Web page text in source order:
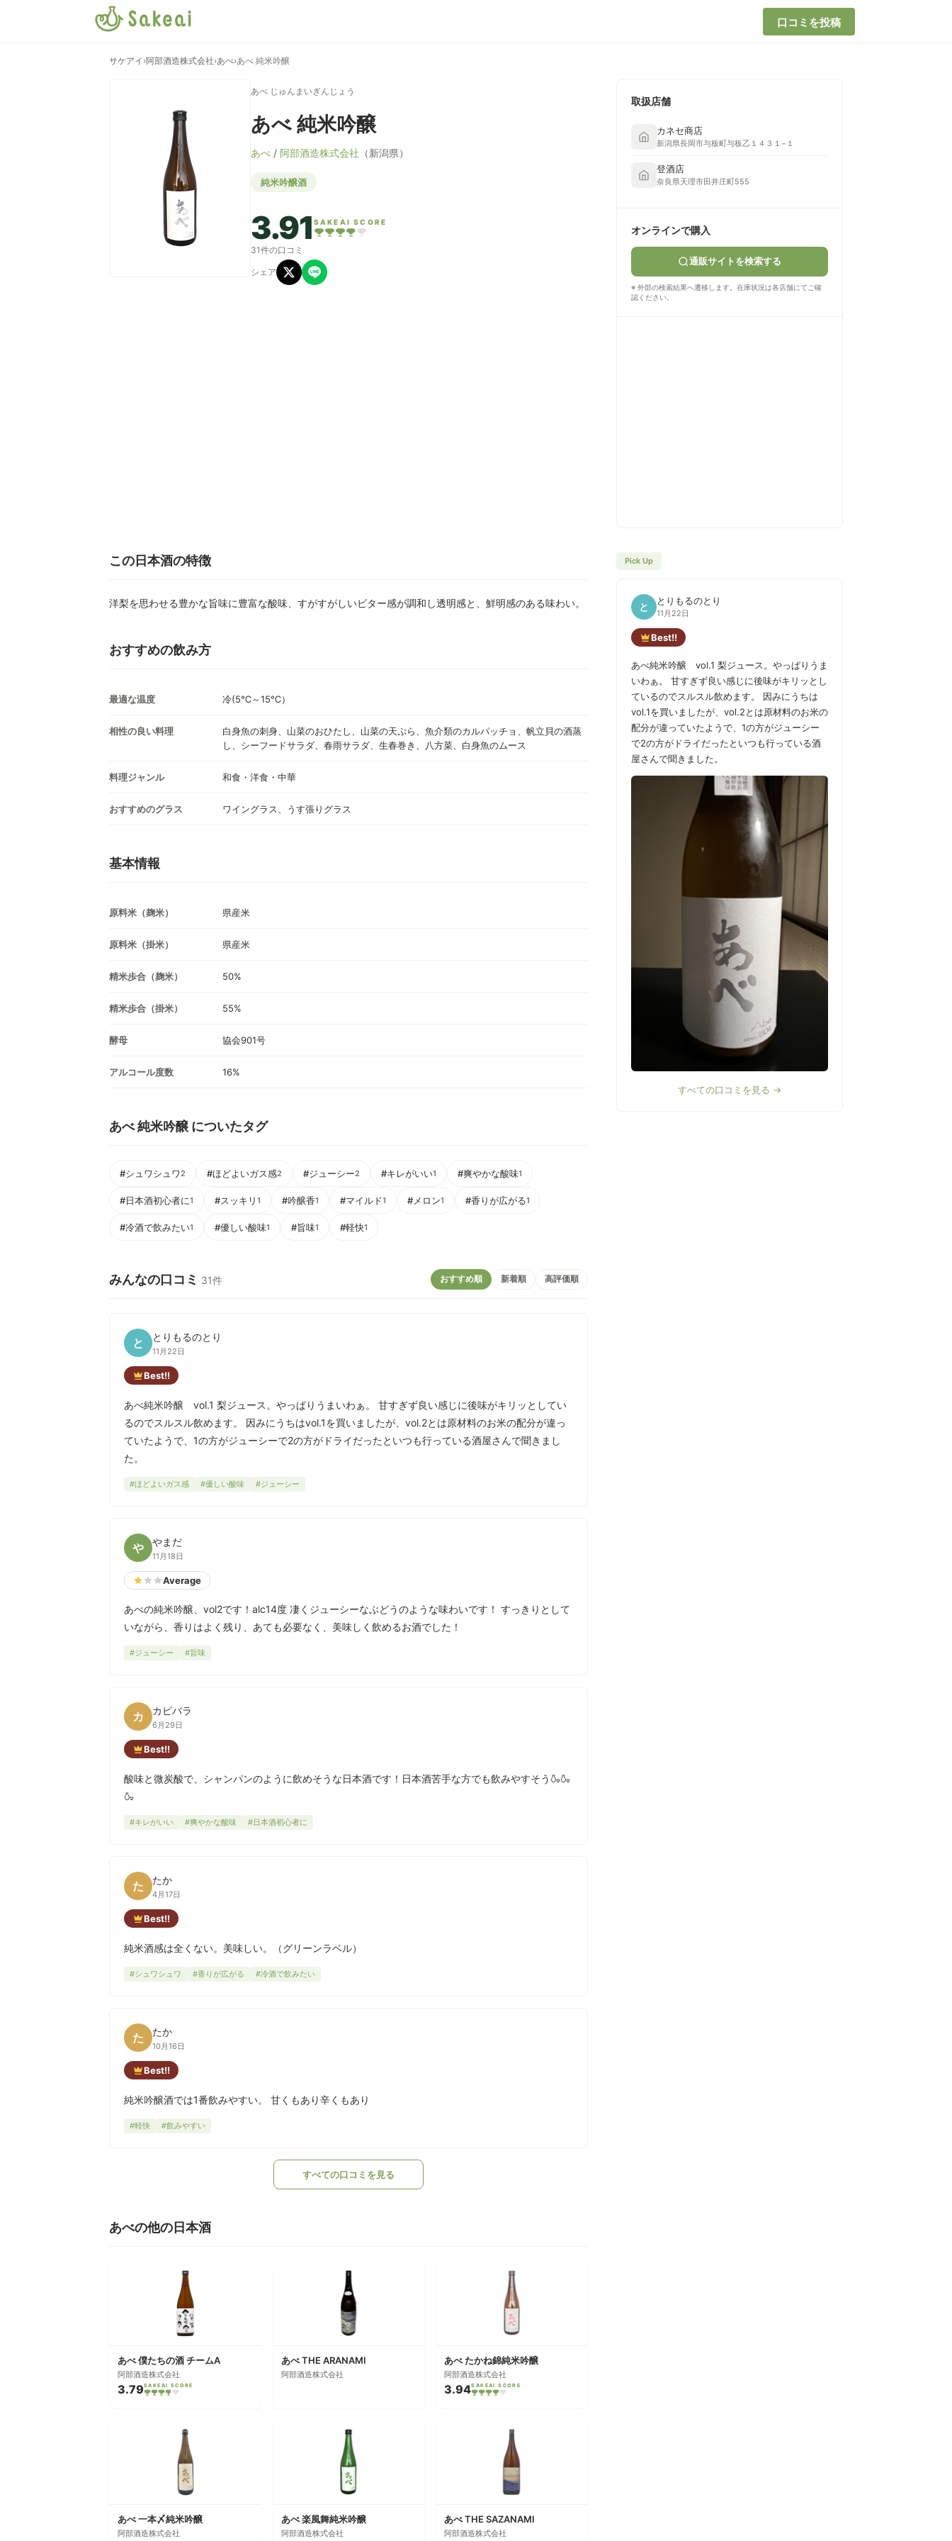
口コミを投稿
サケアイ ›阿部酒造株式会社›あべ›あべ 純米吟醸
あべ じゅんまいぎんじょう
あべ 純米吟醸
あべ / 阿部酒造株式会社 （新潟県）
純米吟醸酒
3.91 SAKEAI SCORE
31件の口コミ
シェア
取扱店舗
カネセ商店
新潟県長岡市与板町与板乙１４３１−１
登酒店
奈良県天理市田井庄町555
オンラインで購入
通販サイトを検索する
※ 外部の検索結果へ遷移します。在庫状況は各店舗にてご確
認ください。
この日本酒の特徴
洋梨を思わせる豊かな旨味に豊富な酸味、すがすがしいビター感が調和し透明感と、鮮明感のある味わい。
おすすめの飲み方
最適な温度 冷(5℃～15℃）
相性の良い料理
白身魚の刺身、山菜のおひたし、山菜の天ぷら、魚介類のカルパッチョ、帆立貝の酒蒸
し、シーフードサラダ、春雨サラダ、生春巻き、八方菜、白身魚のムース
料理ジャンル 和食・洋食・中華
おすすめのグラス ワイングラス、うす張りグラス
基本情報
原料米（麹米） 県産米
原料米（掛米） 県産米
精米歩合（麹米） 50%
精米歩合（掛米） 55%
酵母 協会901号
アルコール度数 16%
あべ 純米吟醸 についたタグ
#シュワシュワ 2 #ほどよいガス感2 #ジューシー2 #キレがいい1 #爽やかな酸味1
#日本酒初心者に1 #スッキリ 1 #吟醸香1 #マイルド1 #メロン1 #香りが広がる1
#冷酒で飲みたい1 #優しい酸味1 #旨味1 #軽快1
みんなの口コミ 31件 おすすめ順 新着順 高評価順
と とりもるのとり
11月22日
Best!!
あべ純米吟醸 vol.1 梨ジュース。やっぱりうまいわぁ。 甘すぎず良い感じに後味がキリッとしてい
るのでスルスル飲めます。 因みにうちはvol.1を買いましたが、vol.2とは原材料のお米の配分が違っ
ていたようで、1の方がジューシーで2の方がドライだったといつも行っている酒屋さんで聞きまし
た。
#ほどよいガス感 #優しい酸味 #ジューシー
や やまだ
11月18日
Average
あべの純米吟醸、vol2です！alc14度 凄くジューシーなぶどうのような味わいです！ すっきりとして
いながら、香りはよく残り、あても必要なく、美味しく飲めるお酒でした！
#ジューシー #旨味
カ カピバラ
6月29日
Best!!
酸味と微炭酸で、シャンパンのように飲めそうな日本酒です！日本酒苦手な方でも飲みやすそう🍶🍶
🍶
#キレがいい #爽やかな酸味 #日本酒初心者に
た たか
4月17日
Best!!
純米酒感は全くない。美味しい。（グリーンラベル）
#シュワシュワ #香りが広がる #冷酒で飲みたい
た たか
10月16日
Best!!
純米吟醸酒では1番飲みやすい。 甘くもあり辛くもあり
#軽快 #飲みやすい
すべての口コミを見る
あべの他の日本酒
あべ 僕たちの酒 チームA
阿部酒造株式会社
3.79SAKEAI SCORE
あべ THE ARANAMI
阿部酒造株式会社
あべ たかね錦純米吟醸
阿部酒造株式会社
3.94SAKEAI SCORE
あべ 一本〆純米吟醸
阿部酒造株式会社
あべ 楽風舞純米吟醸
阿部酒造株式会社
あべ THE SAZANAMI
阿部酒造株式会社
Pick Up
と とりもるのとり
11月22日
Best!!
あべ純米吟醸 vol.1 梨ジュース。やっぱりうま
いわぁ。 甘すぎず良い感じに後味がキリッとし
ているのでスルスル飲めます。 因みにうちは
vol.1を買いましたが、vol.2とは原材料のお米の
配分が違っていたようで、1の方がジューシー
で2の方がドライだったといつも行っている酒
屋さんで聞きました。
すべての口コミを見る →